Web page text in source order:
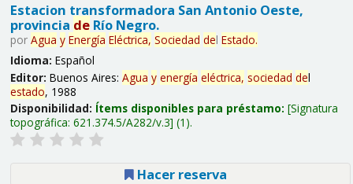
Estacion transformadora San Antonio Oeste,
provincia deRío Negro.
por Agua y Energía Eléctrica, Sociedad del Estado.
Idioma: Español
Editor: Buenos Aires: Agua y energía eléctrica, sociedad del
estado, 1988
Disponibilidad: Ítems disponibles para préstamo: Signatura
topográfica: 621.374.5/A282/v.3 (1).
Hacer reserva